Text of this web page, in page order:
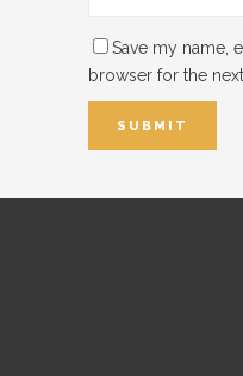
Save my name,
browser for the